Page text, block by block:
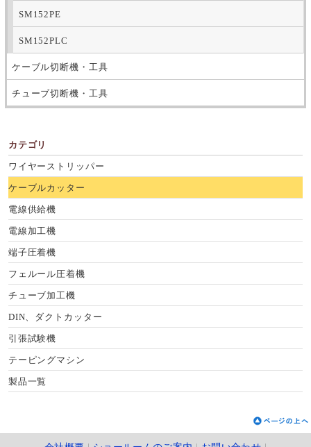
SM152PE
SM152PLC
ケーブル切断機・工具
チューブ切断機・工具
カテゴリ
ワイヤーストリッパー
ケーブルカッター
電線供給機
電線加工機
端子圧着機
フェルール圧着機
チューブ加工機
DIN、ダクトカッター
引張試験機
テーピングマシン
製品一覧